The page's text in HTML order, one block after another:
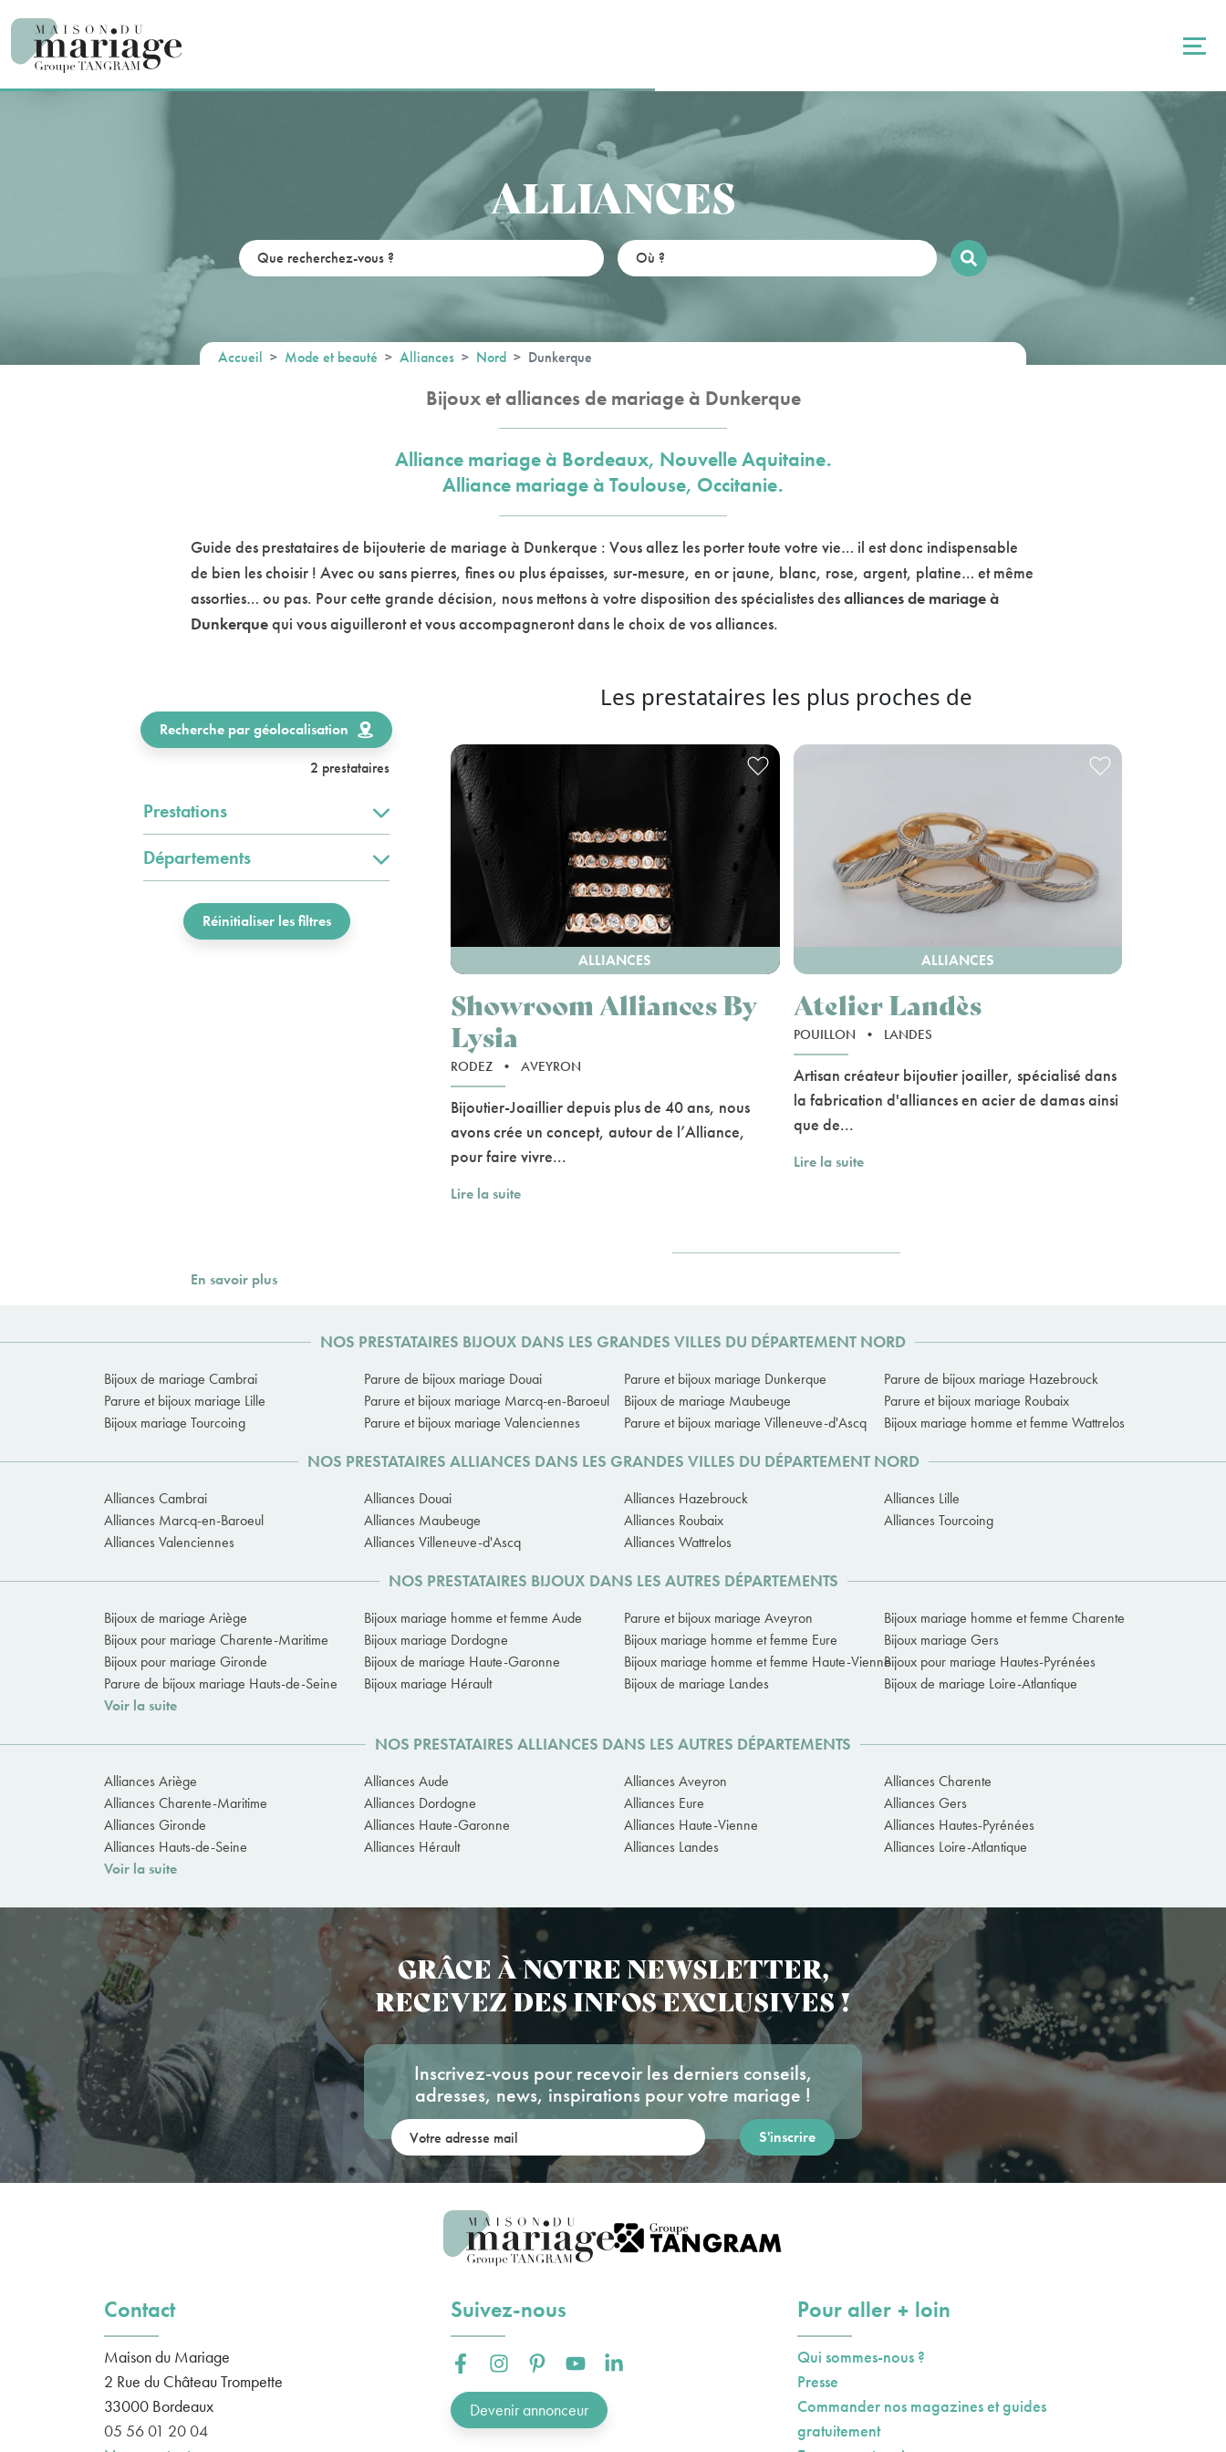
ALLIANCES
Accueil Mode et beauté Alliances Nord Dunkerque
Bijoux et alliances de mariage à Dunkerque
Alliance mariage à Bordeaux, Nouvelle Aquitaine.
Alliance mariage à Toulouse, Occitanie.
Guide des prestataires de bijouterie de mariage à Dunkerque : Vous allez les porter toute votre vie… il est donc indispensable
de bien les choisir ! Avec ou sans pierres, fines ou plus épaisses, sur-mesure, en or jaune, blanc, rose, argent, platine… et même
assorties… ou pas. Pour cette grande décision, nous mettons à votre disposition des spécialistes desalliances de mariage à
Dunkerquequi vous aiguilleront et vous accompagneront dans le choix de vos alliances.
Recherche par géolocalisation
2 prestataires
Prestations
Départements
Réinitialiser les filtres
Les prestataires les plus proches de
ALLIANCES
Showroom Alliances By
Lysia
RODEZ • AVEYRON
Bijoutier-Joaillier depuis plus de 40 ans, nous
avons crée un concept, autour de l’Alliance,
pour faire vivre...
Lire la suite
ALLIANCES
Atelier Landès
POUILLON • LANDES
Artisan créateur bijoutier joailler, spécialisé dans
la fabrication d'alliances en acier de damas ainsi
que de...
Lire la suite
En savoir plus
NOS PRESTATAIRES BIJOUX DANS LES GRANDES VILLES DU DÉPARTEMENT NORD
Bijoux de mariage Cambrai Parure de bijoux mariage Douai Parure et bijoux mariage Dunkerque
Parure de bijoux mariage Hazebrouck
Parure et bijoux mariage Lille
Parure et bijoux mariage Marcq-en-Baroeul Bijoux de mariage Maubeuge
Parure et bijoux mariage Roubaix
Bijoux mariage Tourcoing
Parure et bijoux mariage Valenciennes Parure et bijoux mariage Villeneuve-d'Ascq Bijoux mariage homme et femme Wattrelos
NOS PRESTATAIRES ALLIANCES DANS LES GRANDES VILLES DU DÉPARTEMENT NORD
Alliances Cambrai Alliances Douai Alliances Hazebrouck
Alliances Lille
Alliances Marcq-en-Baroeul
Alliances Maubeuge Alliances Roubaix
Alliances Tourcoing
Alliances Valenciennes
Alliances Villeneuve-d'Ascq Alliances Wattrelos
NOS PRESTATAIRES BIJOUX DANS LES AUTRES DÉPARTEMENTS
Bijoux de mariage Ariège Bijoux mariage homme et femme Aude Parure et bijoux mariage Aveyron
Bijoux mariage homme et femme Charente
Bijoux pour mariage Charente-Maritime
Bijoux mariage Dordogne Bijoux mariage homme et femme Eure
Bijoux mariage Gers
Bijoux pour mariage Gironde
Bijoux de mariage Haute-Garonne Bijoux mariage homme et femme Haute-VienneBijoux pour mariage Hautes-Pyrénées
Parure de bijoux mariage Hauts-de-Seine
Bijoux mariage Hérault Bijoux de mariage Landes
Bijoux de mariage Loire-Atlantique
Voir la suite
NOS PRESTATAIRES ALLIANCES DANS LES AUTRES DÉPARTEMENTS
Alliances Ariège Alliances Aude Alliances Aveyron
Alliances Charente
Alliances Charente-Maritime
Alliances Dordogne Alliances Eure
Alliances Gers
Alliances Gironde
Alliances Haute-Garonne Alliances Haute-Vienne
Alliances Hautes-Pyrénées
Alliances Hauts-de-Seine
Alliances Hérault Alliances Landes
Alliances Loire-Atlantique
Voir la suite
GRÂCE À NOTRE NEWSLETTER,
RECEVEZ DES INFOS EXCLUSIVES !
Inscrivez-vous pour recevoir les derniers conseils,
adresses, news, inspirations pour votre mariage !
Votre adresse mail:
Contact
Maison du Mariage
2 Rue du Château Trompette
33000 Bordeaux
05 56 01 20 04
Suivez-nous
Facebook :Instagram :Pinterest :Youtube :Linkedin :
Devenir annonceur
Pour aller plusloin
Qui sommes-nous ?
Presse
Commander nos magazines et guides
gratuitement